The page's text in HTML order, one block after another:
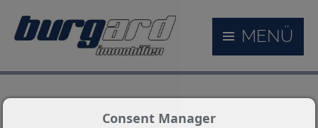
MENÜ
Consent Manager